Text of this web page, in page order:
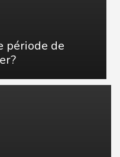
période de